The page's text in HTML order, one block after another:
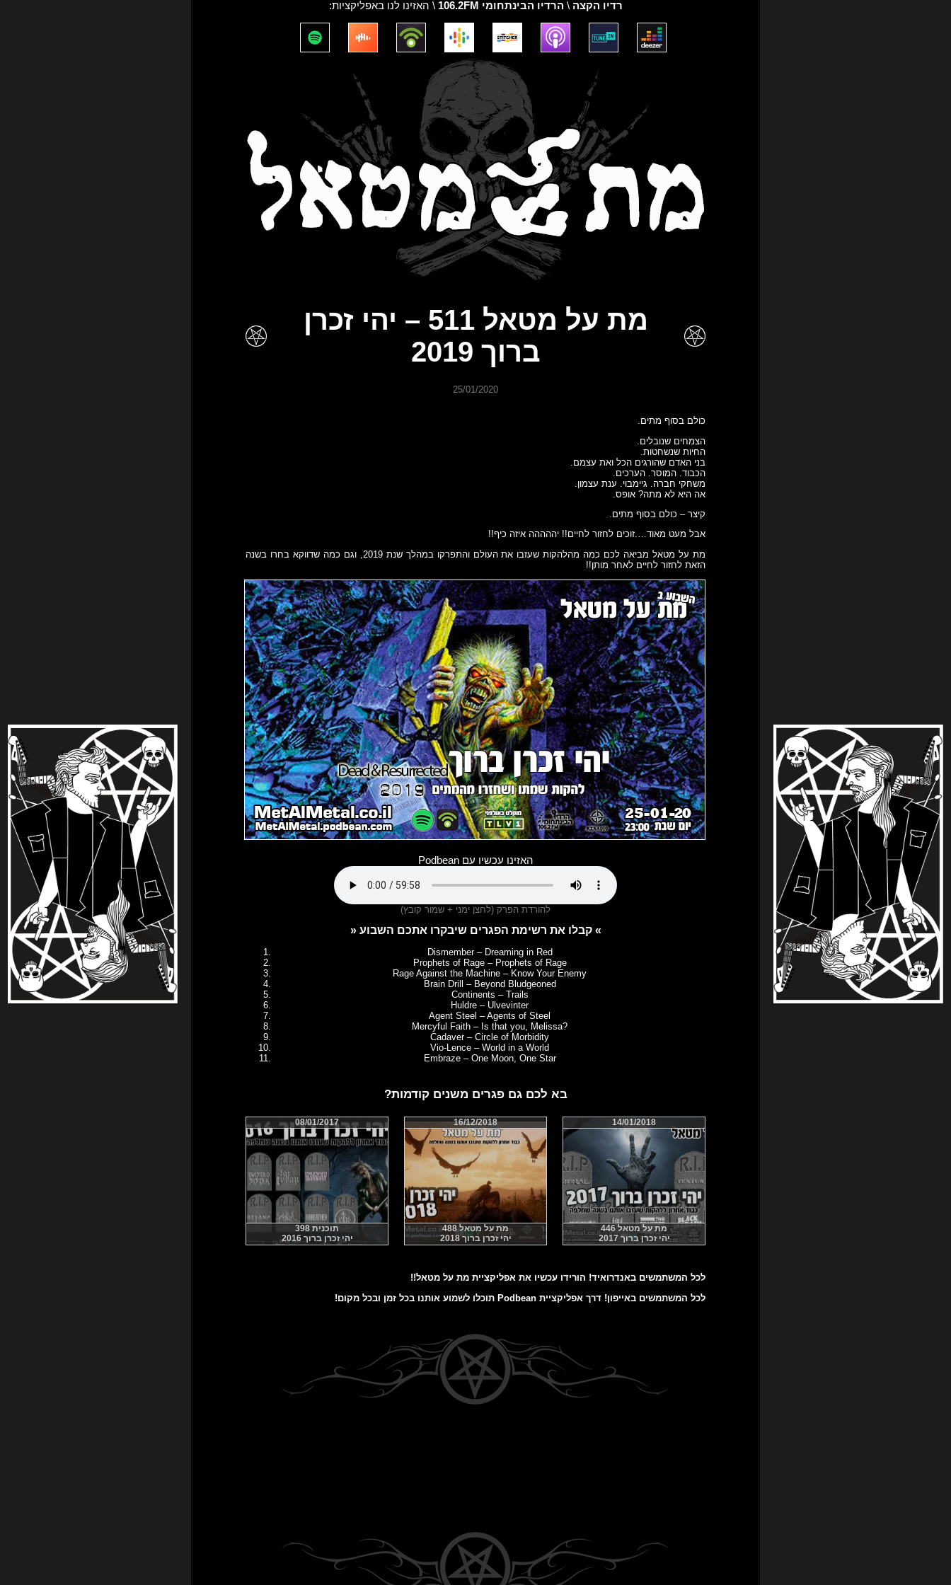
רדיו הקצה \ הרדיו הבינתחומי 106.2FM \ האזינו לנו באפליקציות:
מת על מטאל 511 – יהי זכרן
ברוך 2019
25/01/2020
כולם בסוף מתים.
הצמחים שנובלים.
החיות שנשחטות.
בני האדם שהורגים הכל ואת עצמם.
הכבוד. המוסר. הערכים.
משחקי חברה. גיימבוי. ענת עצמון.
אה היא לא מתה? אופס.
קיצר – כולם בסוף מתים.
אבל מעט מאוד….זוכים לחזור לחיים!! יההההה איזה כיף!!
מת על מטאל מביאה לכם כמה מהלהקות שעזבו את העולם והתפרקו במהלך שנת 2019, וגם כמה שדווקא בחרו בשנה
הזאת לחזור לחיים לאחר מותן!!
האזינו עכשיו עם Podbean
להורדת הפרק (לחצן ימני + שמור קובץ)
» קבלו את רשימת הפגרים שיבקרו אתכם השבוע «
Dismember – Dreaming in Red
Prophets of Rage – Prophets of Rage
Rage Against the Machine – Know Your Enemy
Brain Drill – Beyond Bludgeoned
Continents – Trails
Huldre – Ulvevinter
Agent Steel – Agents of Steel
Mercyful Faith – Is that you, Melissa?
Cadaver – Circle of Morbidity
Vio-Lence – World in a World
Embraze – One Moon, One Star
בא לכם גם פגרים משנים קודמות?
14/01/2018
מת על מטאל 446
יהי זכרן ברוך 2017
16/12/2018
מת על מטאל 488
יהי זכרן ברוך 2018
08/01/2017
תוכנית 398
יהי זכרן ברוך 2016
לכל המשתמשים באנדרואיד! הורידו עכשיו את אפליקציית מת על מטאל!!
לכל המשתמשים באייפון! דרך אפליקציית Podbean תוכלו לשמוע אותנו בכל זמן ובכל מקום!